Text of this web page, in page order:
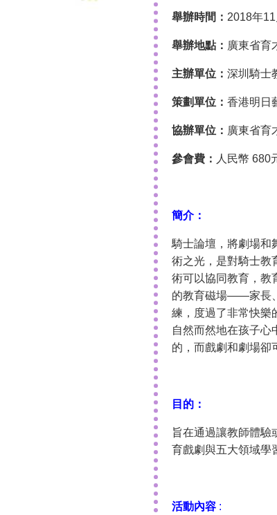
舉辦時間： 2018年
舉辦地點： 廣東省育
主辦單位： 深圳騎士
策劃單位： 香港明日
協辦單位： 廣東省育
參會費： 人民幣 680
簡介：
騎士論壇，將劇場和
術之光，是對騎士教
術可以協同教育，教
的教育磁場——家長
練，度過了非常快樂
自然而然地在孩子
的，而戲劇和劇場卻
目的：
旨在通過讓教師體驗
育戲劇與五大領域學
活動內容 :